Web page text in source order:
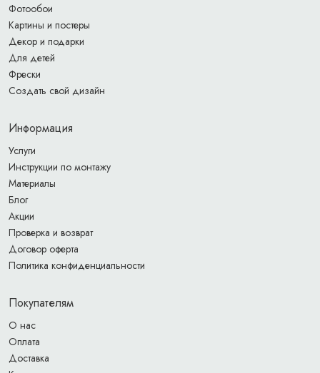
Фотообои
Картины и постеры
Декор и подарки
Для детей
Фрески
Создать свой дизайн
Информация
Услуги
Инструкции по монтажу
Материалы
Блог
Акции
Проверка и возврат
Договор оферта
Политика конфиденциальности
Покупателям
О нас
Оплата
Доставка